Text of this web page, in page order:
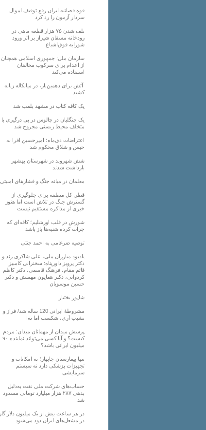
قوه قضائیه ایران رفع توقیف اموال
سردار آزمون را رد کرد
تلف شدن ۷۵ هزار قطعه ماهی در
رودخانه مسقان شیراز بر اثر ورود
شورابه فوق‌اشباع
سازمان ملل: جمهوری اسلامی همچنان
از اعدام برای سرکوب مخالفان
استفاده می‌کند
آتش برای دهمین‌بار، در میانکاله زبانه
کشید
یک کافه کتاب در مشهد پلمب شد
یک جنگلبان در چالوس در پی درگیری با
متخلف محیط زیستی مجروح شد
اعتراضات دی‌ماه؛ امیرحسین افرا به
حبس و شلاق محکوم شد
شش شهروند در شهرستان بهشهر
بازداشت شدند
معلمان در میانه جنگ و فشارهای امنیتی
قطر: کل منطقه برای جلوگیری از
گسترش جنگ در تلاش است اما هنوز
خبری از مذاکره مستقیم نیست
شورش در قلب اورشلیم؛ کافه‌ای که
جرات کرده شنبه‌ها باز باشد
توصیه ضرغامی به احمد جنتی
یادبود مبارزان ملی، علی شاکری زند و
دکتر پرویز داورپناه: سخنرانی کامبیز
قائم مقام، فرهنگ قاسمی، دکتر کاظم
کردوانی، دکتر همایون مهمنش و دکتر
حسین موسویان
شاپور بختیار
مشروطۀ ایرانی 120 ساله شد/ فراز و
نشیب آری، شکست اما نه!
پرسش میدان از مهمانان میدان: مردم
کیست؟ و آیا کسی می‌تواند نماینده ۹۰
میلیون ایرانی باشد؟
تنها بیمارستان چابهار؛ نه امکانات و
تجهیزات پزشکی دارد نه سیستم
سرمایشی
حساب‌های شرکت ملی نفت به‌دلیل
بدهی ۲۸۷ هزار میلیارد تومانی مسدود
شد
در هر ساعت بیش از یک میلیون دلار گاز
در مشعل‌های ایران دود می‌شود